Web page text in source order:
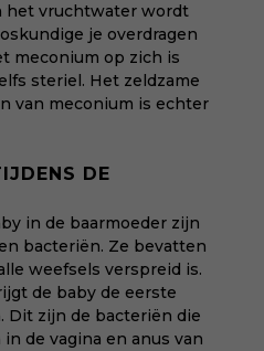
het vruchtwater wordt
je overdragen
meconium op zich is
steriel. Het zeldzame
van meconium is echter
DE
in de baarmoeder zijn
bacteriën. Ze bevatten
weefsels verspreid is.
de baby de eerste
Dit zijn de bacteriën die
de vagina en anus van